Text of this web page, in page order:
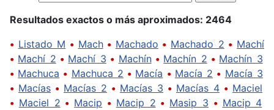
Resultados exactos o más aproximados: 2464
• Listado M • Mach• Machado • Machado 2 • Machí
• Machí 2 • Machí 3 • Machín• Machín 2 • Machín 3
• Machuca • Machuca 2 • Macía • Macía 2 • Macía 3
• Macías • Macías 2 • Macías 3 • Macías 4 • Maciel
• Maciel 2 • Macip • Macip 2 • Masip 3 • Macip 4